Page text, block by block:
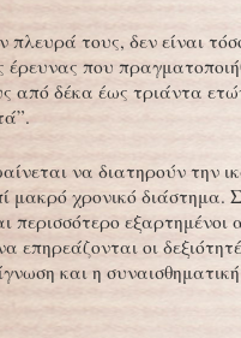
πλευρά τους, δεν είναι
έρευνας που
από δέκα έως τριάντα
να διατηρούν την
μακρό χρονικό διάστημα.
περισσότερο εξαρτημένοι
επηρεάζονται οι
και η